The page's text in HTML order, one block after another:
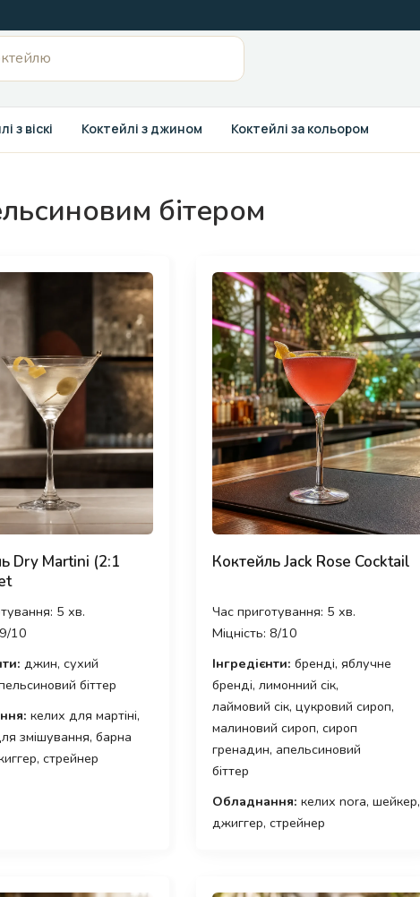
з віскі Коктейлі з джином Коктейлі за кольором
бітером
Dry Martini (2:1
5 хв.
10
джин, сухий
біттер
келих для мартіні,
змішування, барна
стрейнер
Коктейль Jack Rose Cocktail
Час приготування: 5 хв.
Міцність: 8/10
Інгредієнти: бренді, яблучне
бренді, лимонний сік,
лаймовий сік, цукровий сироп,
малиновий сироп, сироп
гренадин, апельсиновий
біттер
Обладнання: келих nora, шейкер,
джиггер, стрейнер